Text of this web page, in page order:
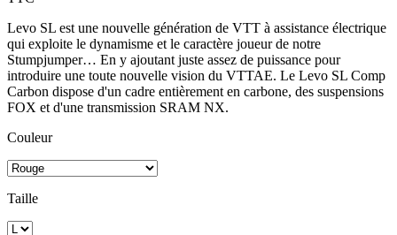
Levo SL est une nouvelle génération de VTT à assistance électrique
qui exploite le dynamisme et le caractère joueur de notre
Stumpjumper… En y ajoutant juste assez de puissance pour
introduire une toute nouvelle vision du VTTAE. Le Levo SL Comp
Carbon dispose d'un cadre entièrement en carbone, des suspensions
FOX et d'une transmission SRAM NX.
Couleur
Taille